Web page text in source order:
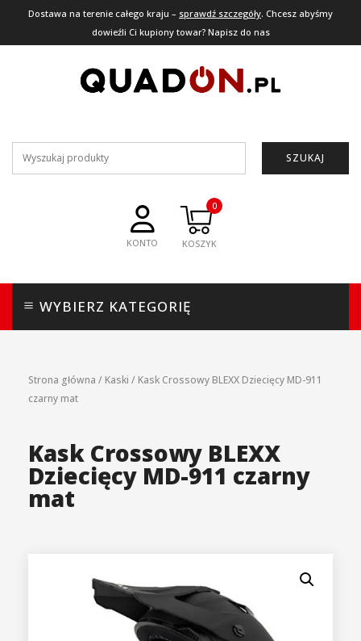
Dostawa na terenie całego kraju – sprawdź szczegóły. Chcesz abyśmy
dowieźli Ci kupiony towar? Napisz do nas
SZUKAJ
KONTO
0
WYBIERZ KATEGORIĘ
Strona główna / Kaski / Kask Crossowy BLEXX Dziecięcy MD-911
czarny mat
Kask Crossowy BLEXX
Dziecięcy MD-911 czarny
mat